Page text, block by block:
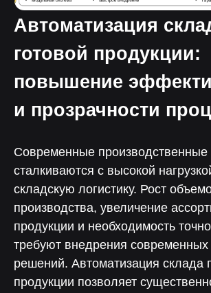
Автоматизация
готовой продукции:
повышение
и прозрачности
Современные производственные
сталкиваются с высокой
складскую логистику. Рост
производства, увеличение
продукции и необходимость
требуют внедрения
решений. Автоматизация склада
продукции позволяет